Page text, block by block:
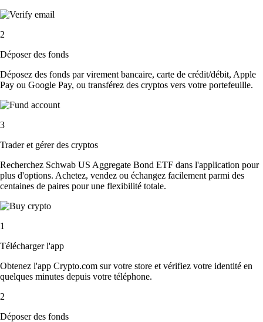
2
Déposer des fonds
Déposez des fonds par virement bancaire, carte de crédit/débit, Apple
Pay ou Google Pay, ou transférez des cryptos vers votre portefeuille.
3
Trader et gérer des cryptos
Recherchez Schwab US Aggregate Bond ETF dans l'application pour
plus d'options. Achetez, vendez ou échangez facilement parmi des
centaines de paires pour une flexibilité totale.
1
Télécharger l'app
Obtenez l'app Crypto.com sur votre store et vérifiez votre identité en
quelques minutes depuis votre téléphone.
2
Déposer des fonds